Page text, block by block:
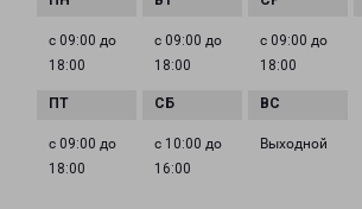
с 09:00 до
18:00
с 09:00 до
18:00
с 09:00 до
18:00
с 09:00 до
18:00
с 10:00 до
16:00
Выходной